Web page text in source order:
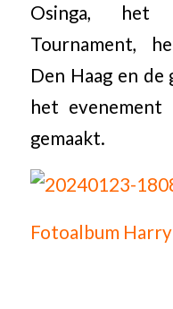
Osinga, het
Tournament,
Den Haag en de
het evenement
gemaakt.
Fotoalbum